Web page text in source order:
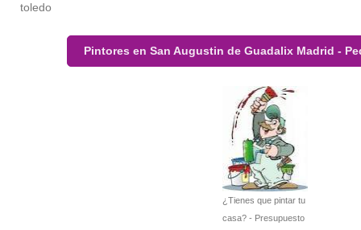
toledo
Pintores en San Augustin de Guadalix Madrid -
¿Tienes que pintar tu
casa? - Presupuesto